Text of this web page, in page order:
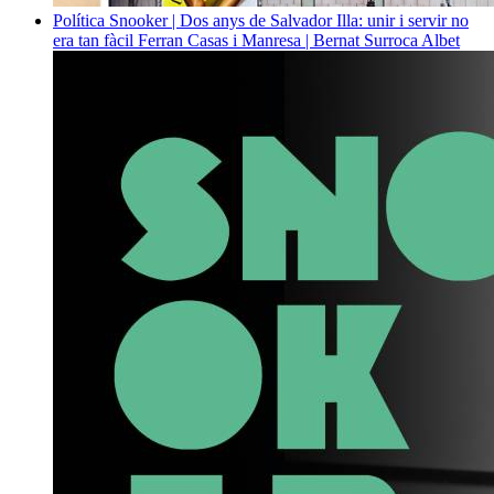
Política Snooker | Dos anys de Salvador Illa: unir i servir no
era tan fàcil Ferran Casas i Manresa | Bernat Surroca Albet